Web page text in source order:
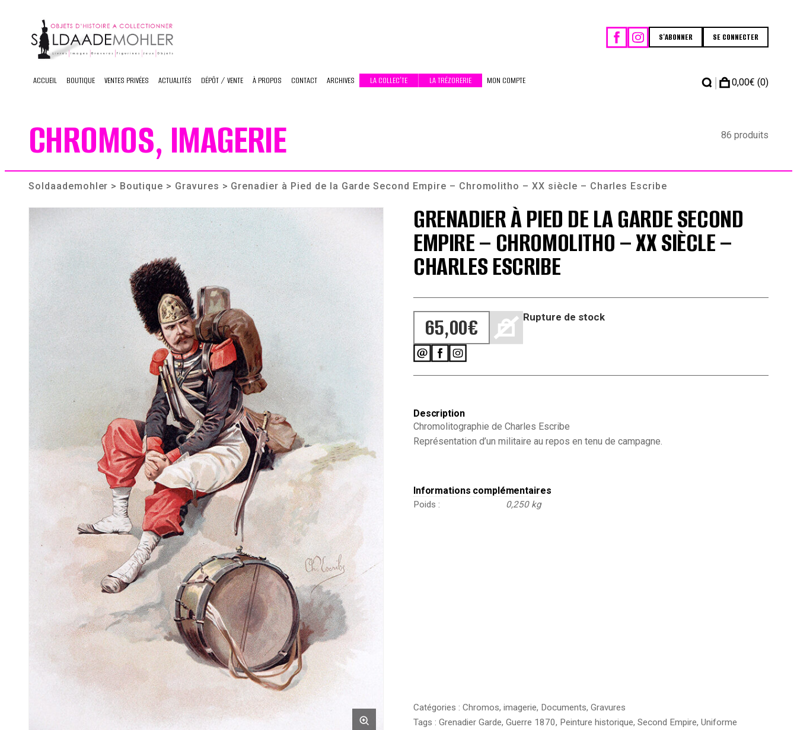
content
S'ABONNER SE CONNECTER
ACCUEIL BOUTIQUE VENTES PRIVÉES ACTUALITÉS DÉPÔT / VENTE À PROPOS CONTACT ARCHIVES LA COLLEC’TE LA TRÉZORERIE MON COMPTE | 0,00€ (0)
CHROMOS, IMAGERIE 86 produits
Soldaademohler > Boutique > Gravures > Grenadier à Pied de la Garde Second Empire – Chromolitho – XX siècle – Charles Escribe
GRENADIER À PIED DE LA GARDE SECOND
EMPIRE – CHROMOLITHO – XX SIÈCLE –
CHARLES ESCRIBE
65,00€ Rupture de stock
Description
Chromolitographie de Charles Escribe
Représentation d’un militaire au repos en tenu de campagne.
Informations complémentaires
Poids 0,250 kg
Catégories : Chromos, imagerie, Documents, Gravures
Tags : Grenadier Garde, Guerre 1870, Peinture historique, Second Empire, Uniforme